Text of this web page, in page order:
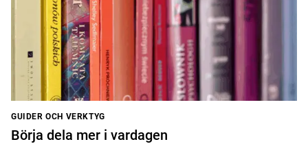
GUIDER OCH VERKTYG
Börja dela mer i vardagen